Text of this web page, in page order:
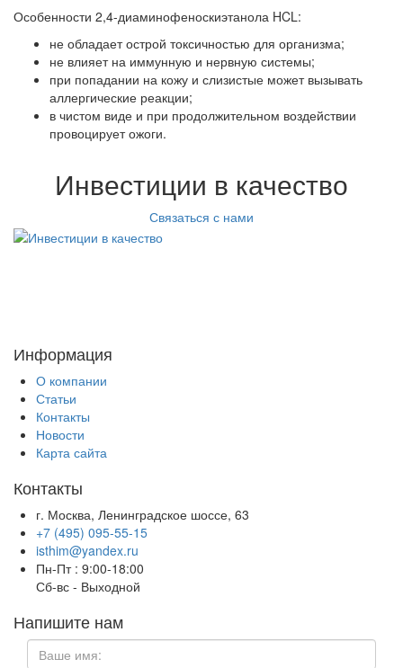
Особенности 2,4-диаминофеноскиэтанола HCL:
не обладает острой токсичностью для организма;
не влияет на иммунную и нервную системы;
при попадании на кожу и слизистые может вызывать
аллергические реакции;
в чистом виде и при продолжительном воздействии
провоцирует ожоги.
Инвестиции в качество
Связаться с нами
Информация
О компании
Статьи
Контакты
Новости
Карта сайта
Контакты
г. Москва, Ленинградское шоссе, 63
+7 (495) 095-55-15
isthim@yandex.ru
Пн-Пт : 9:00-18:00
Сб-вс - Выходной
Напишите нам